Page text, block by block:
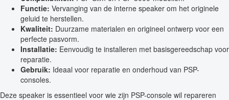
Functie: Vervanging van de interne speaker om het originele
geluid te herstellen.
Kwaliteit: Duurzame materialen en origineel ontwerp voor een
perfecte pasvorm.
Installatie: Eenvoudig te installeren met basisgereedschap voor
reparatie.
Gebruik: Ideaal voor reparatie en onderhoud van PSP-
consoles.
Deze speaker is essentieel voor wie zijn PSP-console wil repareren